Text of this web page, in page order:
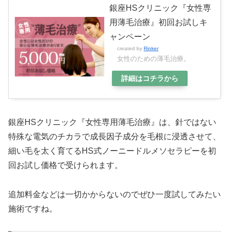
銀座HSクリニック『女性専
用薄毛治療』初回お試しキ
ャンペーン
created by Rinker
女性のための薄毛治療。
詳細はコチラから
銀座HSクリニック『女性専用薄毛治療』は、針ではない
特殊な電気のチカラで成長因子成分を毛根に浸透させて、
細い毛を太く育てるHS式ノーニードルメソセラピーを初
回お試し価格で受けられます。
追加料金などは一切かからないのでぜひ一度試してみたい
施術ですね。